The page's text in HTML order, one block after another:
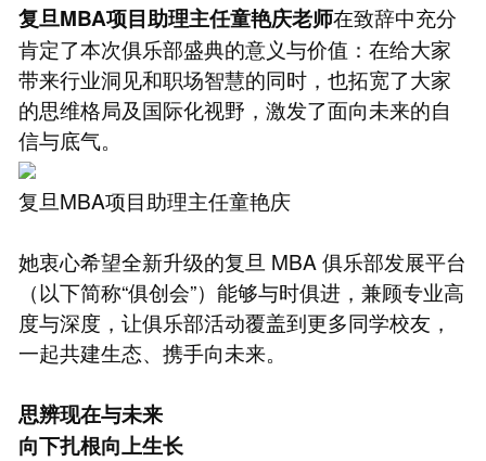
复旦MBA项目助理主任童艳庆老师在致辞中充分
肯定了本次俱乐部盛典的意义与价值：在给大家
带来行业洞见和职场智慧的同时，也拓宽了大家
的思维格局及国际化视野，激发了面向未来的自
信与底气。
复旦MBA项目助理主任童艳庆
她衷心希望全新升级的复旦 MBA 俱乐部发展平台
（以下简称“俱创会”）能够与时俱进，兼顾专业高
度与深度，让俱乐部活动覆盖到更多同学校友，
一起共建生态、携手向未来。
思辨现在与未来
向下扎根向上生长